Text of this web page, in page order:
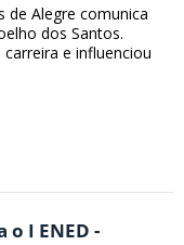
de Alegre comunica
dos Santos.
e influenciou
o I ENED -